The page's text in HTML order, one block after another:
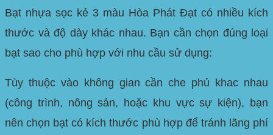
Bạt nhựa sọc kẻ 3 màu Hòa Phát Đạt có nhiều kích
thước và độ dày khác nhau. Bạn cần chọn đúng loại
bạt sao cho phù hợp với nhu cầu sử dụng:
Tùy thuộc vào không gian cần che phủ khac nhau
(công trình, nông sản, hoặc khu vực sự kiện), bạn
nên chọn bạt có kích thước phù hợp để tránh lãng phí